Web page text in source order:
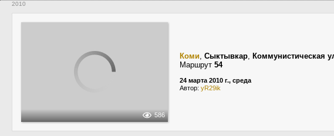
2010
586
Коми, Сыктывкар, Коммунистическая
Маршрут 54
24 марта 2010 г., среда
Автор: yR29ik